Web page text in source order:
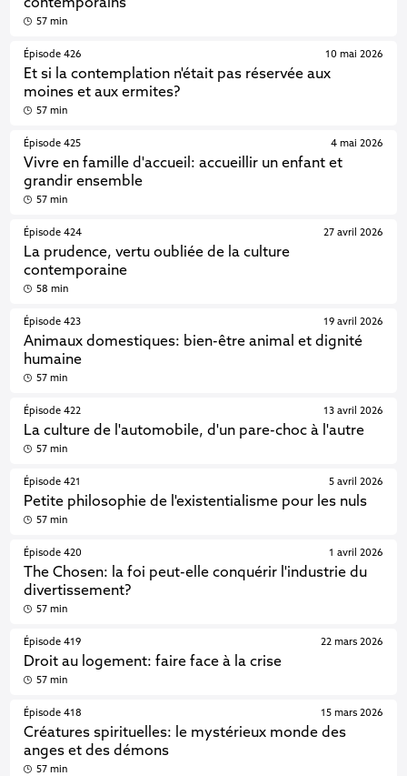
contemporains
57 min
Épisode 426
Et si la contemplation n'était pas réservée aux
moines et aux ermites?
10 mai 2026
57 min
Épisode 425
Vivre en famille d'accueil: accueillir un enfant et
grandir ensemble
4 mai 2026
57 min
Épisode 424
La prudence, vertu oubliée de la culture
contemporaine
27 avril 2026
58 min
Épisode 423
Animaux domestiques: bien-être animal et dignité
humaine
19 avril 2026
57 min
Épisode 422
La culture de l'automobile, d'un pare-choc à l'autre
13 avril 2026
57 min
Épisode 421
Petite philosophie de l'existentialisme pour les nuls
5 avril 2026
57 min
Épisode 420
The Chosen: la foi peut-elle conquérir l'industrie du
divertissement?
1 avril 2026
57 min
Épisode 419
Droit au logement: faire face à la crise
22 mars 2026
57 min
Épisode 418
Créatures spirituelles: le mystérieux monde des
anges et des démons
15 mars 2026
57 min